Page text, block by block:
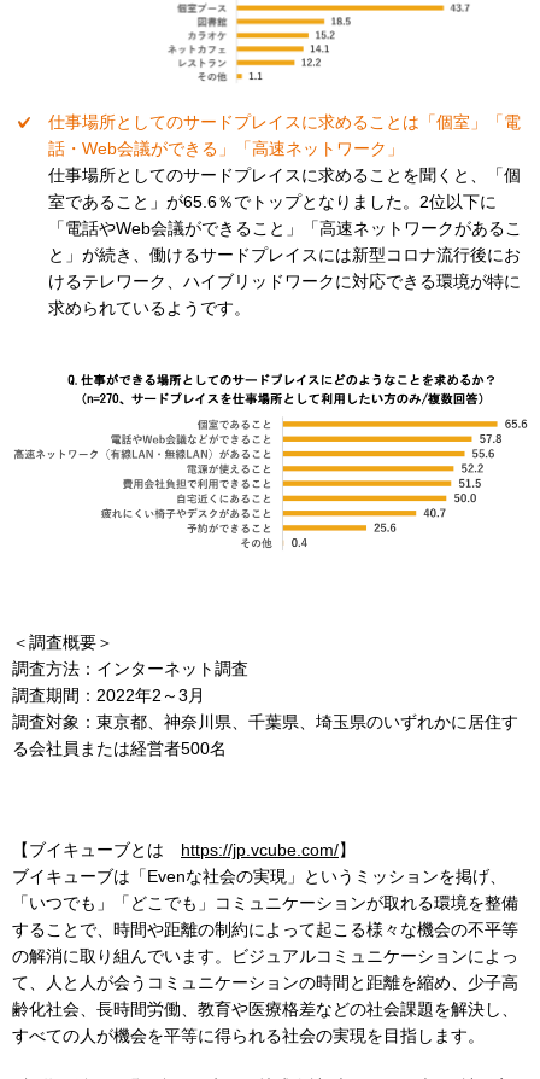
仕事場所としてのサードプレイスに求めることは「個室」「電
話・Web会議ができる」「高速ネットワーク」
仕事場所としてのサードプレイスに求めることを聞くと、「個
室であること」が65.6％でトップとなりました。2位以下に
「電話やWeb会議ができること」「高速ネットワークがあるこ
と」が続き、働けるサードプレイスには新型コロナ流行後にお
けるテレワーク、ハイブリッドワークに対応できる環境が特に
求められているようです。
＜調査概要＞
調査方法：インターネット調査
調査期間：2022年2～3月
調査対象：東京都、神奈川県、千葉県、埼玉県のいずれかに居住す
る会社員または経営者500名
【ブイキューブとは https://jp.vcube.com/】
ブイキューブは「Evenな社会の実現」というミッションを掲げ、
「いつでも」「どこでも」コミュニケーションが取れる環境を整備
することで、時間や距離の制約によって起こる様々な機会の不平等
の解消に取り組んでいます。ビジュアルコミュニケーションによっ
て、人と人が会うコミュニケーションの時間と距離を縮め、少子高
齢化社会、長時間労働、教育や医療格差などの社会課題を解決し、
すべての人が機会を平等に得られる社会の実現を目指します。